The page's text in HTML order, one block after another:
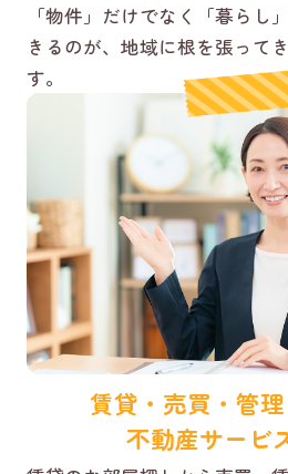
「物件」だけでなく「暮らし
きるのが、地域に根を張って
す。
賃貸・売買・管
不動産サービ